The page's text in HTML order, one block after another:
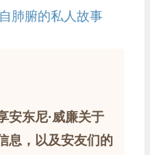
肺腑的私人故事
安东尼·威廉关于
息，以及安友们的